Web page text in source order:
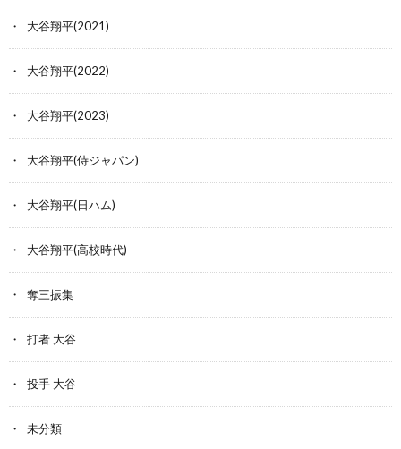
大谷翔平(2021)
大谷翔平(2022)
大谷翔平(2023)
大谷翔平(侍ジャパン)
大谷翔平(日ハム)
大谷翔平(高校時代)
奪三振集
打者 大谷
投手 大谷
未分類